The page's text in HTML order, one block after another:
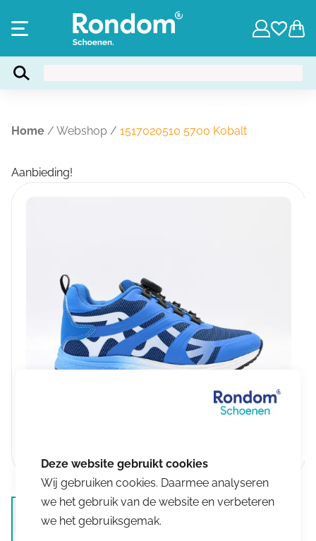
Home / Webshop / 1517020510 5700 Kobalt
Aanbieding!
Wij gebruiken cookies. Daarmee analyseren
we het gebruik van de website en verbeteren
we het gebruiksgemak.